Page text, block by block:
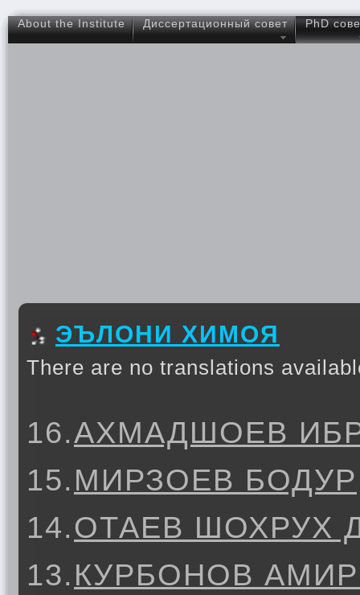
About the Institute Диссертационный совет PhD
ЭЪЛОНИ ХИМОЯ
There are no translations
16.АХМАДШОЕВ
15. МИРЗОЕВ БОДУР
14.ОТАЕВ ШОХРУХ
13. КУРБОНОВ